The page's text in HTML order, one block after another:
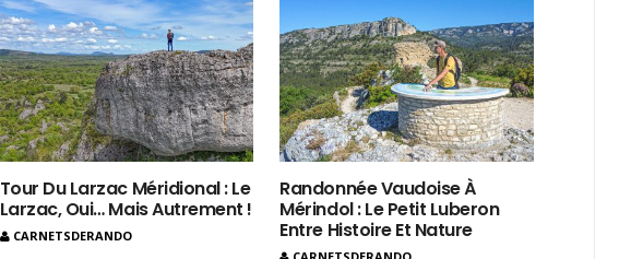
Tour Du Larzac Méridional : Le
Larzac, Oui… Mais Autrement !
CARNETSDERANDO
Randonnée Vaudoise À
Mérindol : Le Petit Luberon
Entre Histoire Et Nature